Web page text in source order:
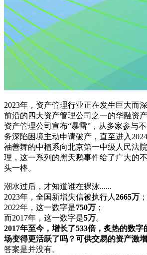
2023年，资产管理行业正在发生巨大而
前沿的四大资产管理公司之一的华融资
资产管理公司宣布“暴雷”，从多家参与
务深陷困境主动申请破产，直至进入
袖善舞的中植系向北京第一中级人民法
理，这一系列的黑天鹅事件给了广大的
头一棒。
潮水过后，才知道谁在裸泳......
2023年，全国新增失信被执行人 2665万 ；
2022年，这一数字是750万 ；
而2017年，这一数字是5万。
2017年至今，增长了533倍，炙热的数
场变得更活跃了吗？可供交易的资产激
答案是并没有。